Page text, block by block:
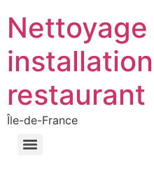
restaurant
Île-de-France